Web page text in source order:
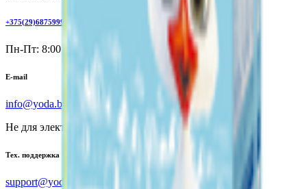
+375(29)6875999
Пн-Пт: 8:00 - 17:00
E-mail
info@yoda.by
Не для электронных обращений
Тех. поддержка
support@yoda.by